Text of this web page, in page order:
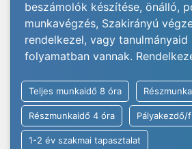
beszámolók készítése, önálló,
munkavégzés, Szakirányú
rendelkezel, vagy tanulmányaid
folyamatban vannak.
Teljes munkaidő 8 óra
Részmunkaidő 4 óra Pályakezdő/
1-2 év szakmai tapasztalat